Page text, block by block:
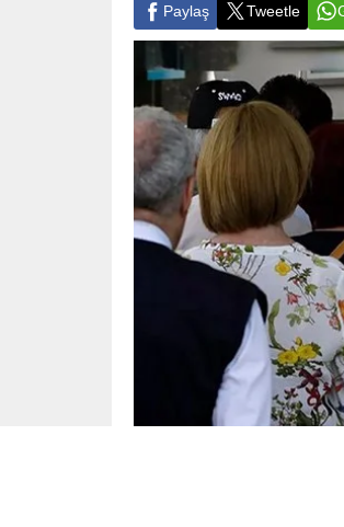
Paylaş Tweetle